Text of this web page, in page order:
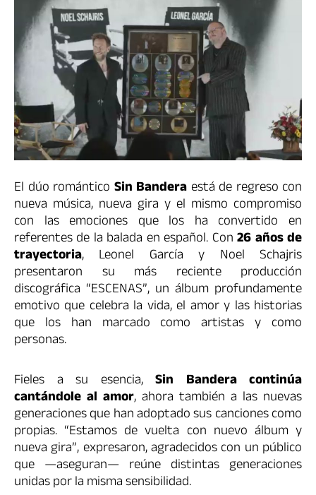
El dúo romántico Sin Bandera está de regreso con
nueva música, nueva gira y el mismo compromiso
con las emociones que los ha convertido en
referentes de la balada en español. Con26 años de
trayectoria, Leonel García y Noel Schajris
presentaron su más reciente producción
discográfica “ESCENAS”, un álbum profundamente
emotivo que celebra la vida, el amor y las historias
que los han marcado como artistas y como
personas.
Fieles a su esencia, Sin Bandera continúa
cantándole al amor, ahora también a las nuevas
generaciones que han adoptado sus canciones como
propias. “Estamos de vuelta con nuevo álbum y
nueva gira”, expresaron, agradecidos con un público
que —aseguran— reúne distintas generaciones
unidas por la misma sensibilidad.